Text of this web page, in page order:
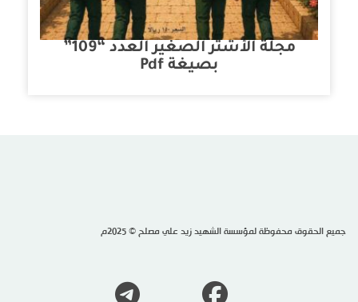
مجلة الأشتر الصغير العدد “109”
بصيغة Pdf
جميع الحقوق محفوظة لمؤسسة الشهيد زيد علي مصلح © 2025م